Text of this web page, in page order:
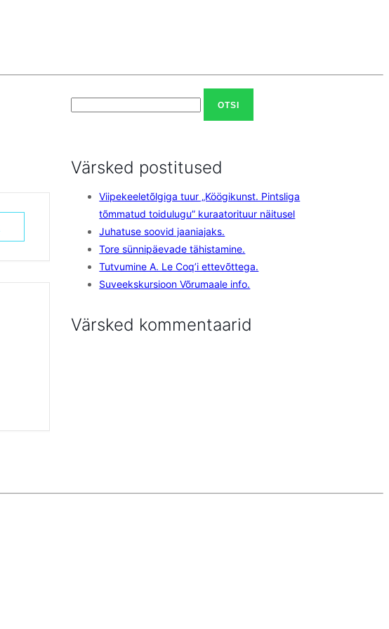
Otsi:
Värsked postitused
Viipekeeletõlgiga tuur „Köögikunst. Pintsliga
tõmmatud toidulugu” kuraatorituur näitusel
Juhatuse soovid jaaniajaks.
Tore sünnipäevade tähistamine.
Tutvumine A. Le Coq’i ettevõttega.
Suveekskursioon Võrumaale info.
Värsked kommentaarid